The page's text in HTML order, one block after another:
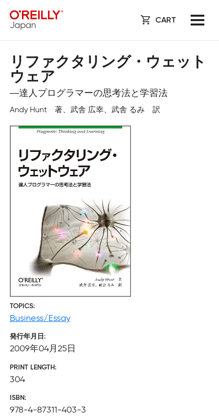
CART
リファクタリング・ウェット
ウェア
―達人プログラマーの思考法と学習法
Andy Hunt 著、武舎 広幸、武舎 るみ 訳
TOPICS
Business/Essay
発行年月日
2009年04月25日
PRINT LENGTH
304
ISBN
978-4-87311-403-3